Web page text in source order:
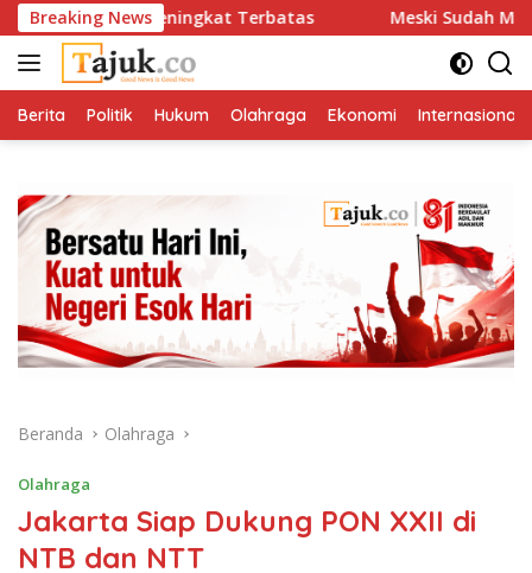
Langsung
ke
konten
Breaking News
Meningkat Terbatas Meski Sudah Minta Maaf,
Berita Politik Hukum Olahraga Ekonomi Internasional
Beranda Olahraga
Olahraga
Jakarta Siap Dukung PON XXII di
NTB dan NTT